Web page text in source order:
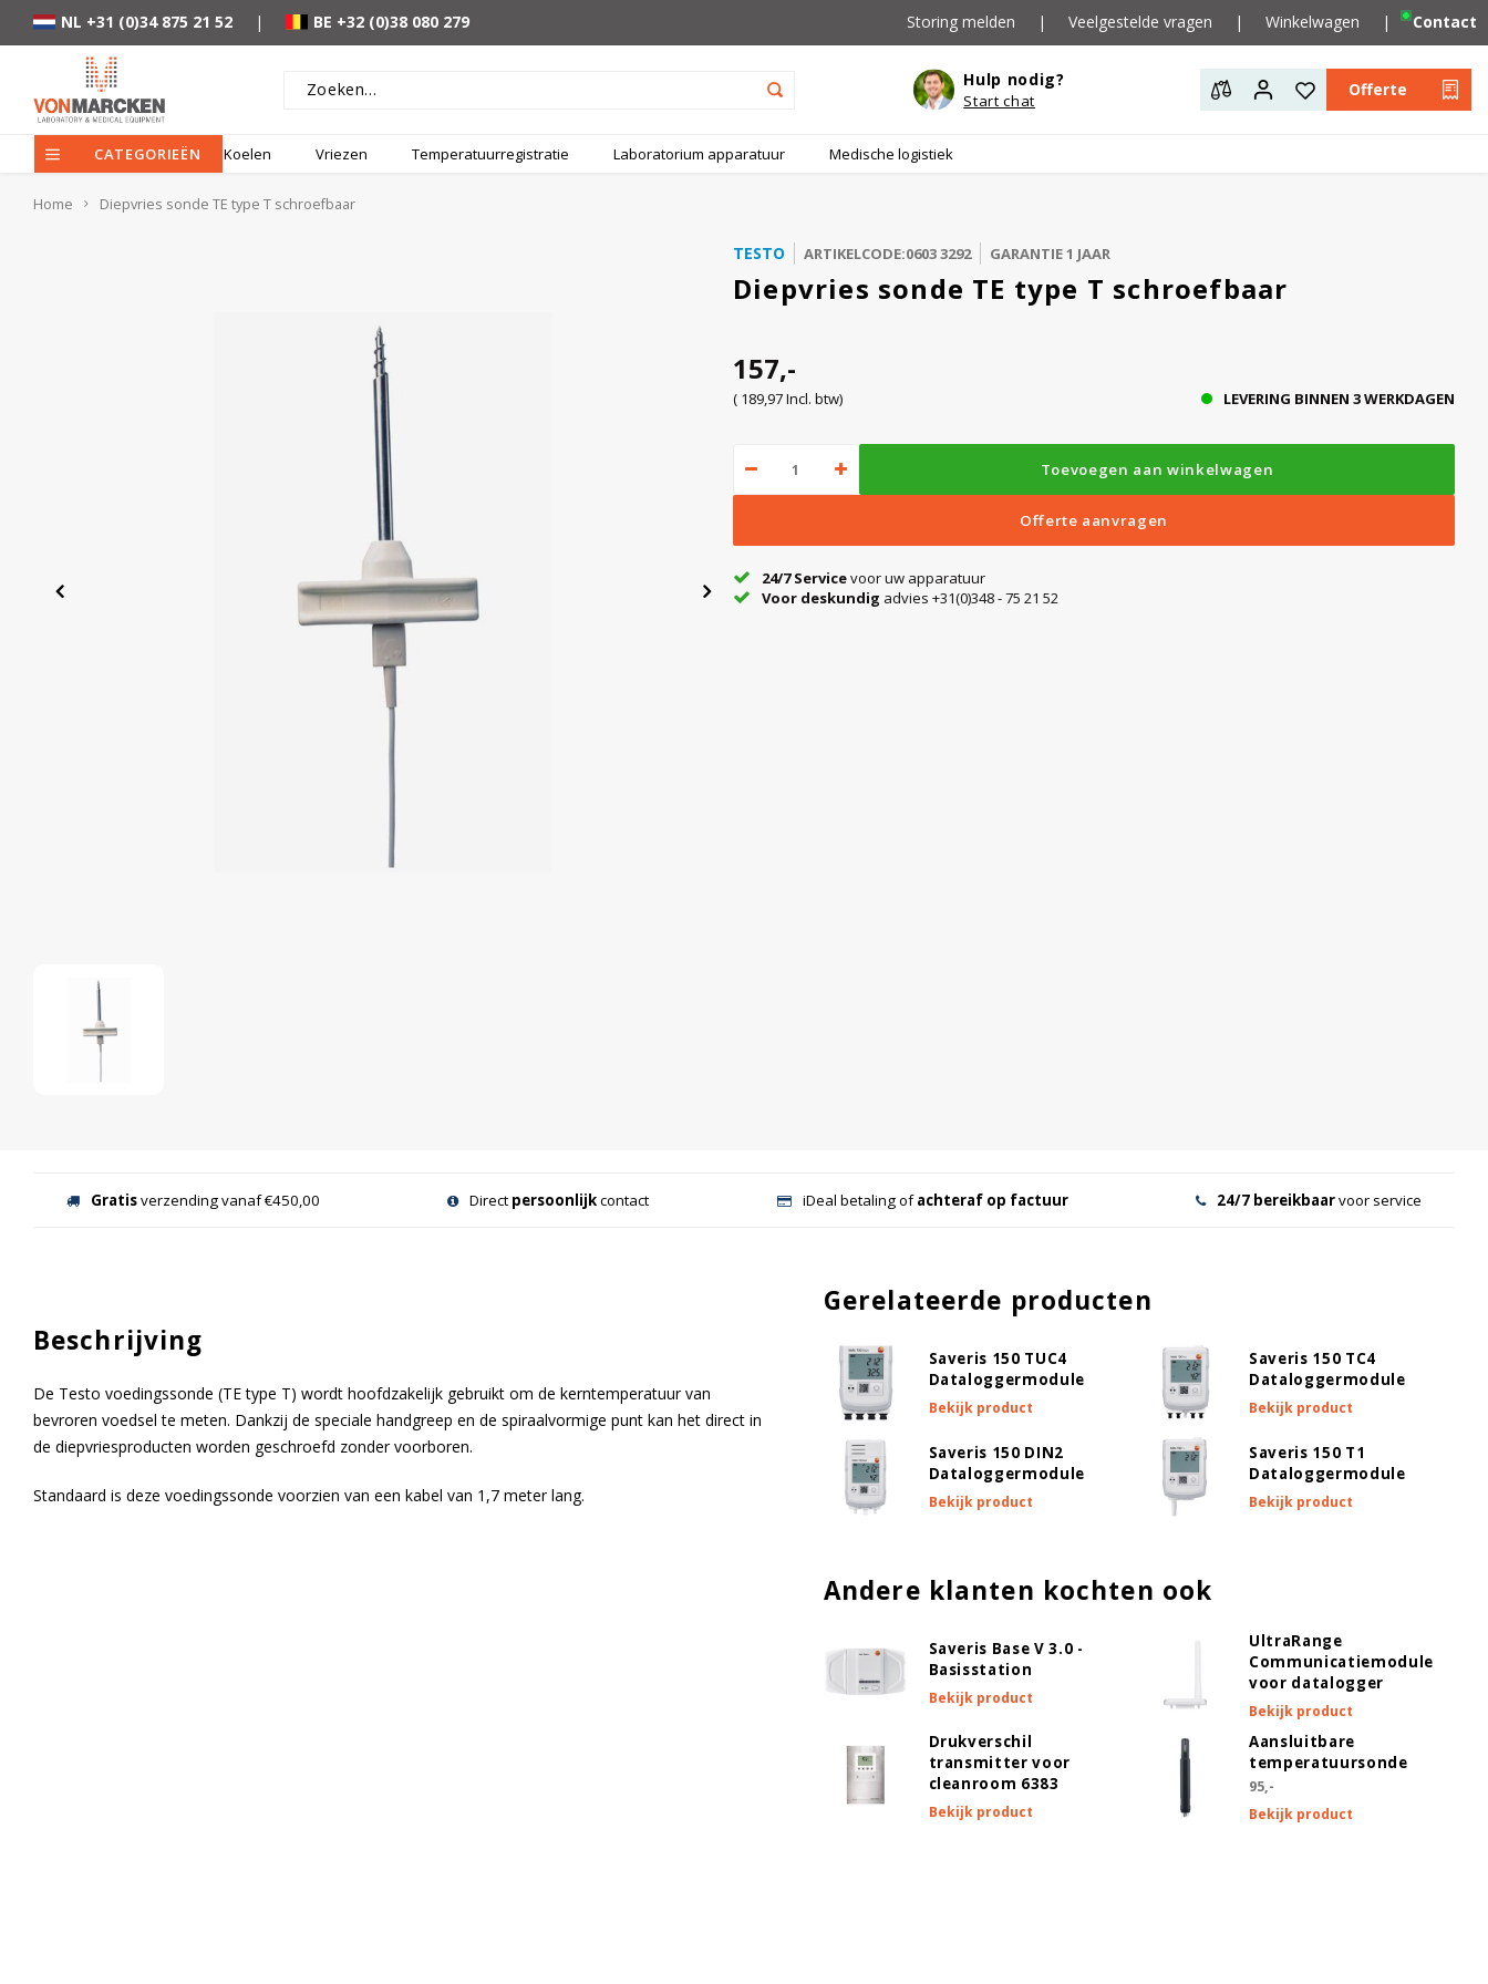
NL +31 (0)34 875 21 52 | BE +32 (0)38 080 279 Storing melden | Veelgestelde vragen | Winkelwagen | Contact
Hulp nodig?
Start chat
Offerte
CATEGORIEËN Koelen Vriezen Temperatuurregistratie Laboratorium apparatuur Medische logistiek
Home Diepvries sonde TE type T schroefbaar
TESTO ARTIKELCODE:0603 3292 GARANTIE 1 JAAR
Diepvries sonde TE type T schroefbaar
157,-
( 189,97 Incl. btw) LEVERING BINNEN 3 WERKDAGEN
Toevoegen aan winkelwagen
Offerte aanvragen
24/7 Servicevoor uw apparatuur
Voor deskundig advies +31(0)348 - 75 21 52
Gratisverzending vanaf €450,00 Direct persoonlijkcontact iDeal betaling ofachteraf op factuur 24/7 bereikbaarvoor service
Beschrijving
De Testo voedingssonde (TE type T) wordt hoofdzakelijk gebruikt om de kerntemperatuur van
bevroren voedsel te meten. Dankzij de speciale handgreep en de spiraalvormige punt kan het direct in
de diepvriesproducten worden geschroefd zonder voorboren.
Standaard is deze voedingssonde voorzien van een kabel van 1,7 meter lang.
Gerelateerde producten
Saveris 150 TUC4
Dataloggermodule
Bekijk product
Saveris 150 TC4
Dataloggermodule
Bekijk product
Saveris 150 DIN2
Dataloggermodule
Bekijk product
Saveris 150 T1
Dataloggermodule
Bekijk product
Andere klanten kochten ook
Saveris Base V 3.0 -
Basisstation
Bekijk product
UltraRange
Communicatiemodule
voor datalogger
Bekijk product
Drukverschil
transmitter voor
cleanroom 6383
Bekijk product
Aansluitbare
temperatuursonde
95,-
Bekijk product